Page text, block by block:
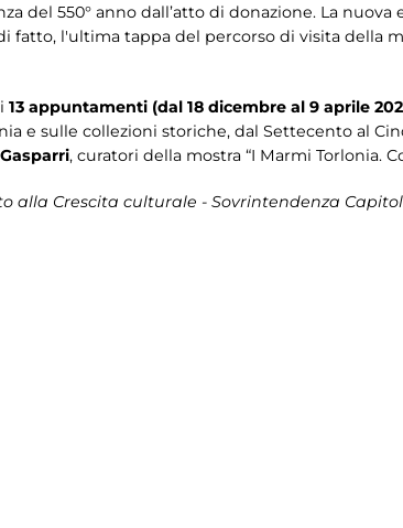
del 550° anno dall’atto di donazione. La
fatto, l'ultima tappa del percorso di visita della
13 appuntamenti (dal 18 dicembre al 9 aprile
e sulle collezioni storiche, dal Settecento al
, curatori della mostra “I Marmi Torlonia.
alla Crescita culturale - Sovrintendenza